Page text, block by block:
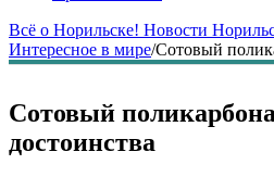
Всё о Норильске! Новости
Интересное в мире/Сотовый
Сотовый
достоинства